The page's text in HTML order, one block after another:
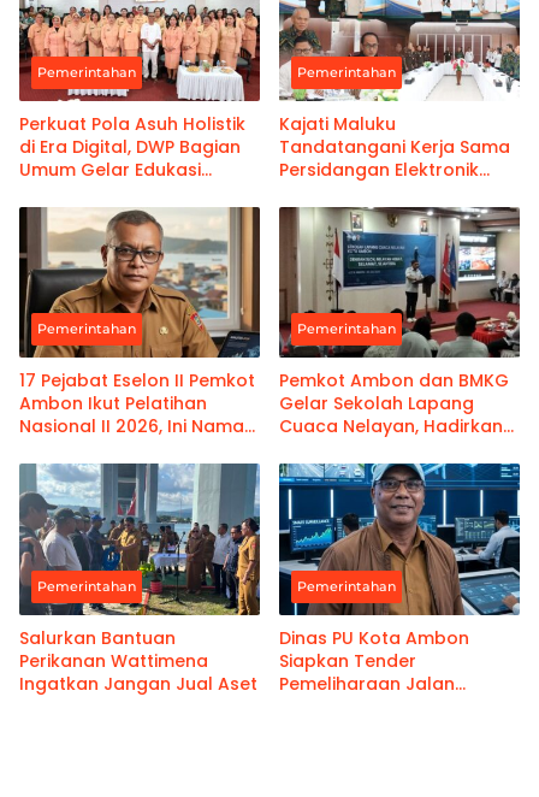
Pemerintahan
Perkuat Pola Asuh Holistik
di Era Digital, DWP Bagian
Umum Gelar Edukasi
Pemerintahan
Kajati Maluku
Tandatangani Kerja Sama
Persidangan Elektronik
Kanwil Pemasyarakatan
Maluku
Pemerintahan
17 Pejabat Eselon II Pemkot
Ambon Ikut Pelatihan
Nasional II 2026, Ini Nama-
Pemerintahan
Pemkot Ambon dan BMKG
Gelar Sekolah Lapang
Cuaca Nelayan, Hadirkan
Pemerintahan
Salurkan Bantuan
Perikanan Wattimena
Ingatkan Jangan Jual Aset
Pemerintahan
Dinas PU Kota Ambon
Siapkan Tender
Pemeliharaan Jalan